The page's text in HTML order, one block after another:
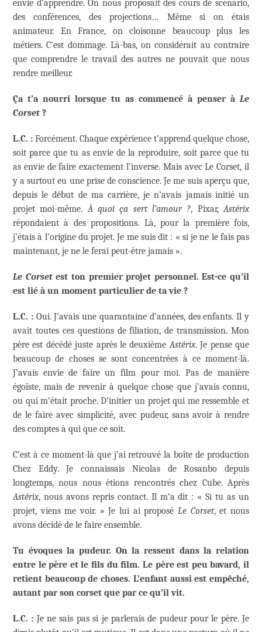
envie d’apprendre. On nous proposait des cours de scénario,
des conférences, des projections… Même si on étais
animateur. En France, on cloisonne beaucoup plus les
métiers. C’est dommage. Là-bas, on considérait au contraire
que comprendre le travail des autres ne pouvait que nous
rendre meilleur.
Ça t’a nourri lorsque tu as commencé à penser à Le
Corset ?
L.C. : Forcément. Chaque expérience t’apprend quelque chose,
soit parce que tu as envie de la reproduire, soit parce que tu
as envie de faire exactement l’inverse. Mais avec Le Corset, il
y a surtout eu une prise de conscience. Je me suis aperçu que,
depuis le début de ma carrière, je n’avais jamais initié un
projet moi-même.À quoi ça sert l’amour ?, Pixar,Astérix
répondaient à des propositions. Là, pour la première fois,
j’étais à l’origine du projet. Je me suis dit : « si je ne le fais pas
maintenant, je ne le ferai peut-être jamais ».
Le Corsetest ton premier projet personnel. Est-ce qu’il
est lié à un moment particulier de ta vie ?
L.C. :Oui. J’avais une quarantaine d’années, des enfants. Il y
avait toutes ces questions de filiation, de transmission. Mon
père est décédé juste après le deuxièmeAstérix. Je pense que
beaucoup de choses se sont concentrées à ce moment-là.
J’avais envie de faire un film pour moi. Pas de manière
égoïste, mais de revenir à quelque chose que j’avais connu,
ou qui m’était proche. D’initier un projet qui me ressemble et
de le faire avec simplicité, avec pudeur, sans avoir à rendre
des comptes à qui que ce soit.
C’est à ce moment-là que j’ai retrouvé la boîte de production
Chez Eddy. Je connaissais Nicolas de Rosanbo depuis
longtemps, nous nous étions rencontrés chez Cube. Après
Astérix, nous avons repris contact. Il m’a dit : « Si tu as un
projet, viens me voir. » Je lui ai proposé Le Corset, et nous
avons décidé de le faire ensemble.
Tu évoques la pudeur. On la ressent dans la relation
entre le père et le fils du film. Le père est peu bavard, il
retient beaucoup de choses. L’enfant aussi est empêché,
autant par son corset que par ce qu’il vit.
L.C. : Je ne sais pas si je parlerais de pudeur pour le père. Je